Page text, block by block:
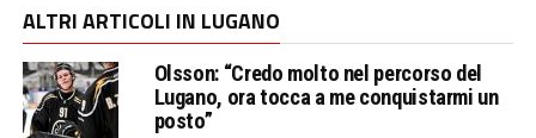
ALTRI ARTICOLI IN LUGANO
Olsson: “Credo molto nel percorso del
Lugano, ora tocca a me conquistarmi un
posto”